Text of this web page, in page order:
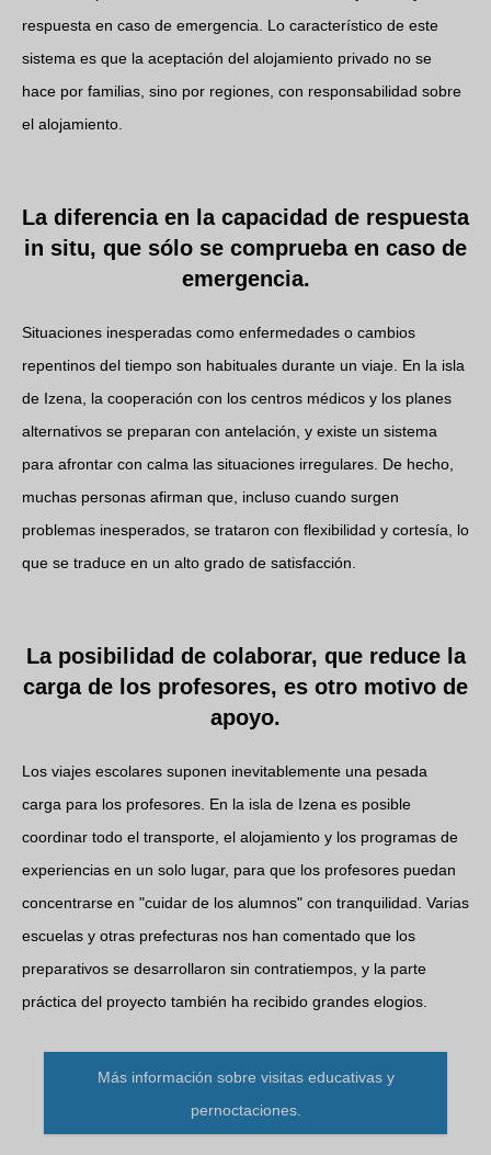
respuesta en caso de emergencia. Lo característico de este
sistema es que la aceptación del alojamiento privado no se
hace por familias, sino por regiones, con responsabilidad sobre
el alojamiento.
La diferencia en la capacidad de respuesta
in situ, que sólo se comprueba en caso de
emergencia.
Situaciones inesperadas como enfermedades o cambios
repentinos del tiempo son habituales durante un viaje. En la isla
de Izena, la cooperación con los centros médicos y los planes
alternativos se preparan con antelación, y existe un sistema
para afrontar con calma las situaciones irregulares. De hecho,
muchas personas afirman que, incluso cuando surgen
problemas inesperados, se trataron con flexibilidad y cortesía, lo
que se traduce en un alto grado de satisfacción.
La posibilidad de colaborar, que reduce la
carga de los profesores, es otro motivo de
apoyo.
Los viajes escolares suponen inevitablemente una pesada
carga para los profesores. En la isla de Izena es posible
coordinar todo el transporte, el alojamiento y los programas de
experiencias en un solo lugar, para que los profesores puedan
concentrarse en "cuidar de los alumnos" con tranquilidad. Varias
escuelas y otras prefecturas nos han comentado que los
preparativos se desarrollaron sin contratiempos, y la parte
práctica del proyecto también ha recibido grandes elogios.
Más información sobre visitas educativas y
pernoctaciones.